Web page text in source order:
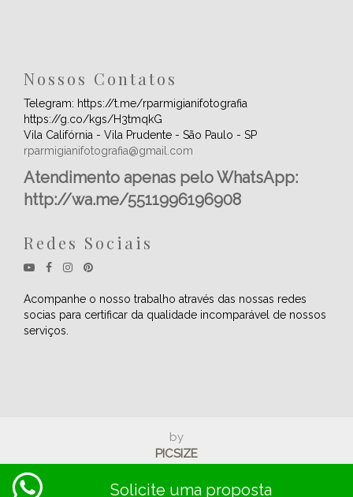
Solicite uma proposta
Nossos Contatos
Telegram: https://t.me/rparmigianifotografia
https://g.co/kgs/H3tmqkG
Vila Califórnia - Vila Prudente - São Paulo - SP
rparmigianifotografia@gmail.com
Atendimento apenas pelo WhatsApp:
http://wa.me/5511996196908
Redes Sociais
Acompanhe o nosso trabalho através das nossas redes
socias para certificar da qualidade incomparável de nossos
serviços.
by
PICSIZE
Ricardo Parmigiani, Copyright © 2026 | Todos os direitos
reservados.